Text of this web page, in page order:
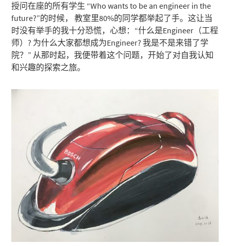
授问在座的所有学生 “Who wants to be an engineer in the
future?”的时候， 教室里80%的同学都举起了手。这让当
时没有举手的我十分恐慌，心想：“什么是Engineer（工程
师）? 为什么大家都想成为Engineer? 我是不是来错了学
院？” 从那时起，我便带着这个问题，开始了对自我认知
和兴趣的探索之旅。